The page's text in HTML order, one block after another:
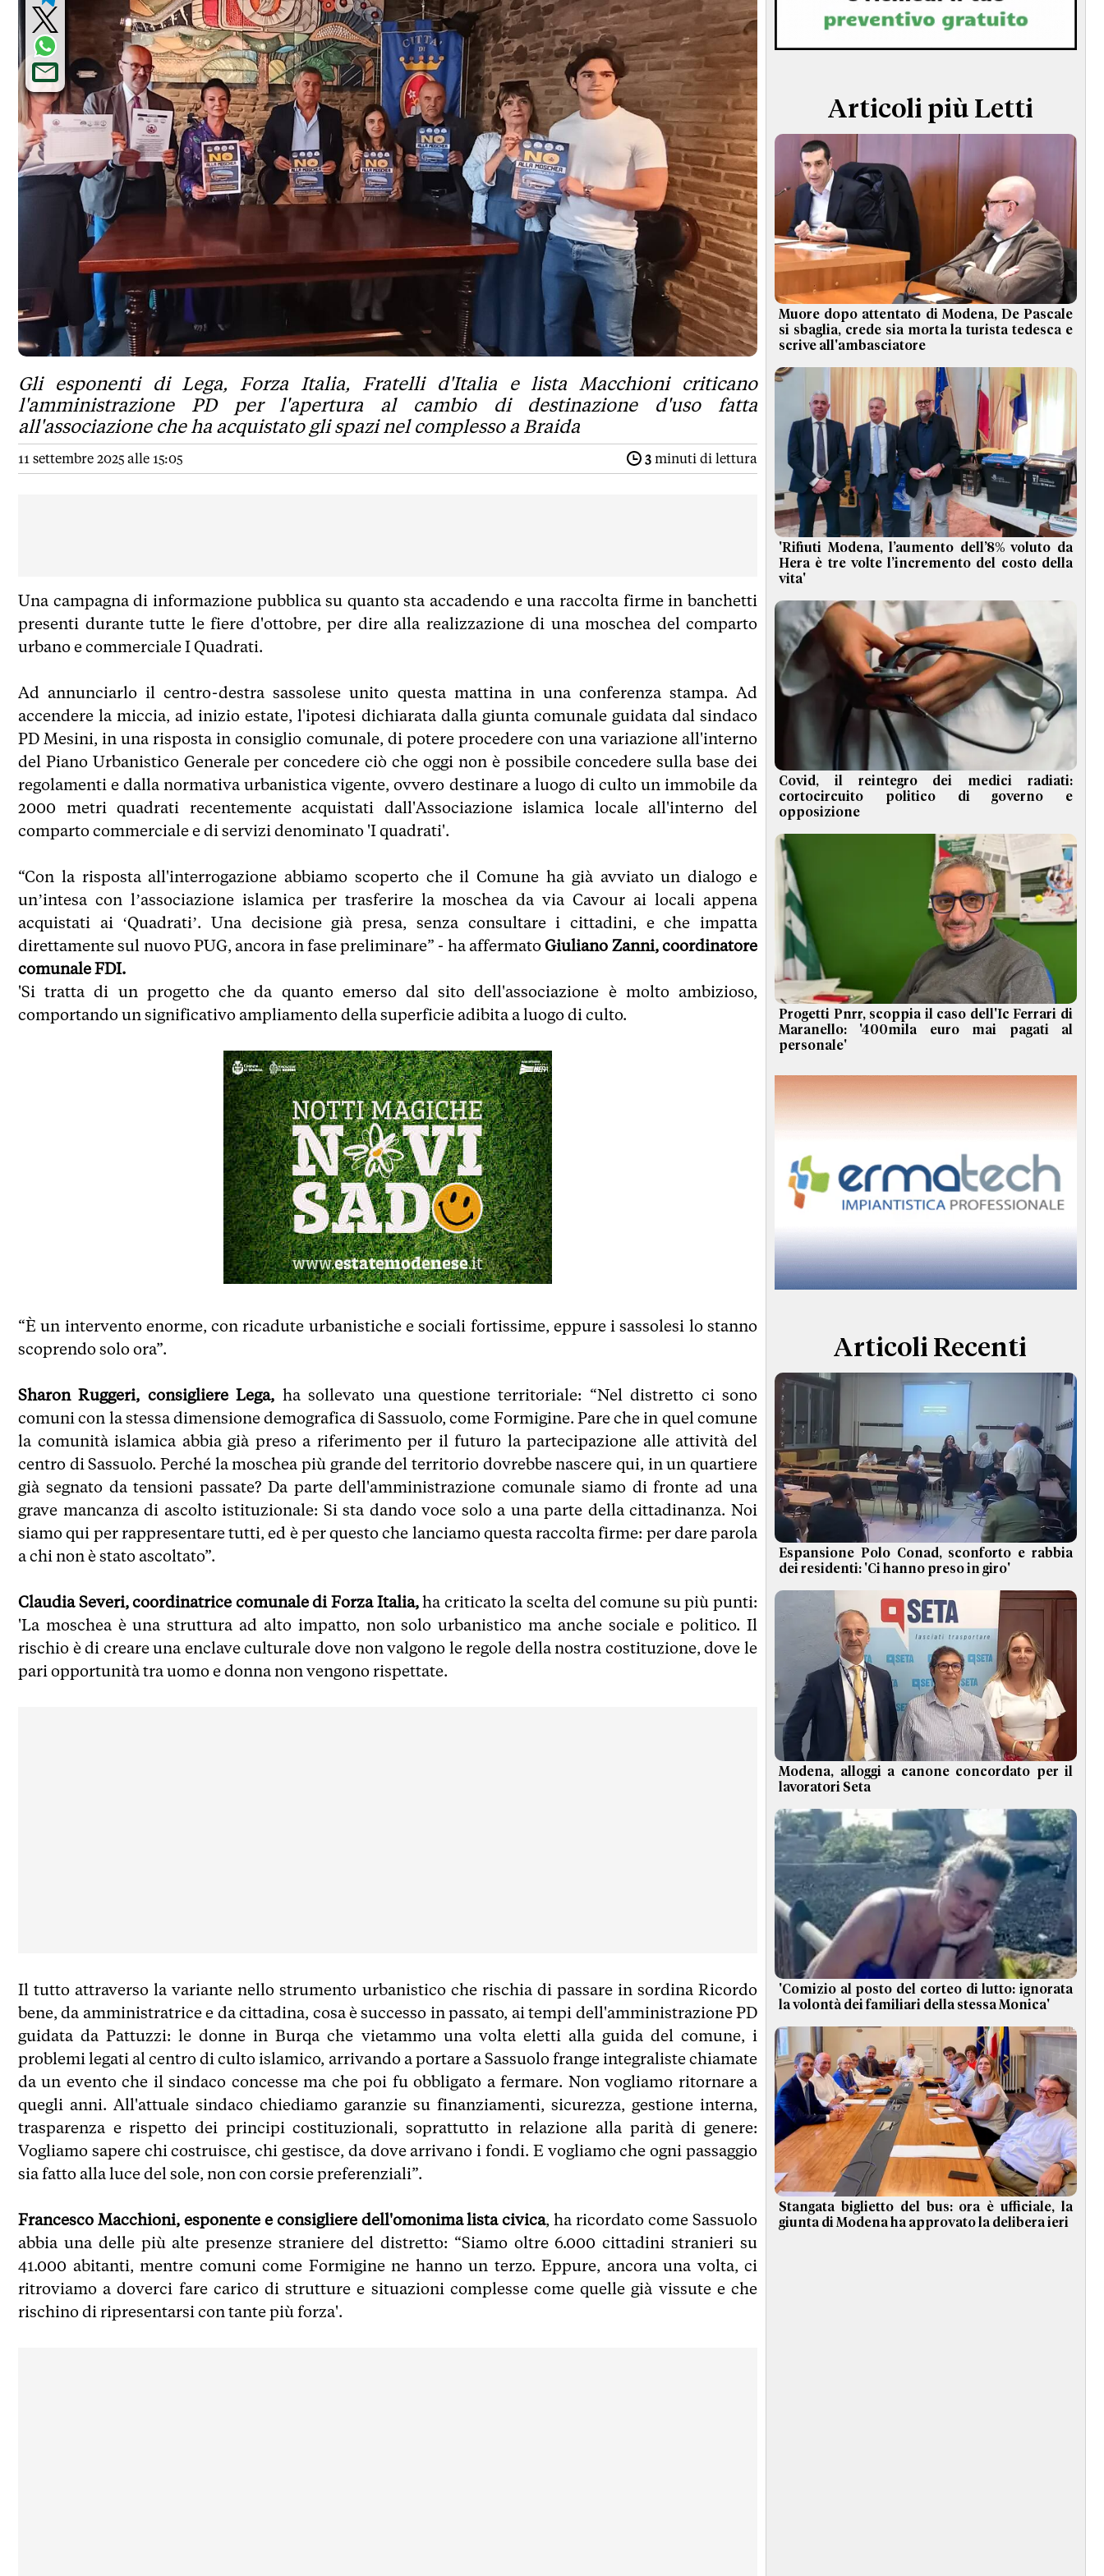
TERMINI e CONDIZIONI
Gli esponenti di Lega, Forza Italia, Fratelli d'Italia e lista Macchioni criticano
l'amministrazione PD per l'apertura al cambio di destinazione d'uso fatta
all'associazione che ha acquistato gli spazi nel complesso a Braida
11 settembre 2025 alle 15:05 3 minuti di lettura
Una campagna di informazione pubblica su quanto sta accadendo e una raccolta firme in banchetti
presenti durante tutte le fiere d'ottobre, per dire alla realizzazione di una moschea del comparto
urbano e commerciale I Quadrati.
Ad annunciarlo il centro-destra sassolese unito questa mattina in una conferenza stampa. Ad
accendere la miccia, ad inizio estate, l'ipotesi dichiarata dalla giunta comunale guidata dal sindaco
PD Mesini, in una risposta in consiglio comunale, di potere procedere con una variazione all'interno
del Piano Urbanistico Generale per concedere ciò che oggi non è possibile concedere sulla base dei
regolamenti e dalla normativa urbanistica vigente, ovvero destinare a luogo di culto un immobile da
2000 metri quadrati recentemente acquistati dall'Associazione islamica locale all'interno del
comparto commerciale e di servizi denominato 'I quadrati'.
“Con la risposta all'interrogazione abbiamo scoperto che il Comune ha già avviato un dialogo e
un’intesa con l’associazione islamica per trasferire la moschea da via Cavour ai locali appena
acquistati ai ‘Quadrati’. Una decisione già presa, senza consultare i cittadini, e che impatta
direttamente sul nuovo PUG, ancora in fase preliminare” - ha affermatoGiuliano Zanni, coordinatore
comunale FDI.
'Si tratta di un progetto che da quanto emerso dal sito dell'associazione è molto ambizioso,
comportando un significativo ampliamento della superficie adibita a luogo di culto.
“È un intervento enorme, con ricadute urbanistiche e sociali fortissime, eppure i sassolesi lo stanno
scoprendo solo ora”.
Sharon Ruggeri, consigliere Lega, ha sollevato una questione territoriale: “Nel distretto ci sono
comuni con la stessa dimensione demografica di Sassuolo, come Formigine. Pare che in quel comune
la comunità islamica abbia già preso a riferimento per il futuro la partecipazione alle attività del
centro di Sassuolo. Perché la moschea più grande del territorio dovrebbe nascere qui, in un quartiere
già segnato da tensioni passate? Da parte dell'amministrazione comunale siamo di fronte ad una
grave mancanza di ascolto istituzionale: Si sta dando voce solo a una parte della cittadinanza. Noi
siamo qui per rappresentare tutti, ed è per questo che lanciamo questa raccolta firme: per dare parola
a chi non è stato ascoltato”.
Claudia Severi, coordinatrice comunale di Forza Italia,ha criticato la scelta del comune su più punti:
'La moschea è una struttura ad alto impatto, non solo urbanistico ma anche sociale e politico. Il
rischio è di creare una enclave culturale dove non valgono le regole della nostra costituzione, dove le
pari opportunità tra uomo e donna non vengono rispettate.
Il tutto attraverso la variante nello strumento urbanistico che rischia di passare in sordina Ricordo
bene, da amministratrice e da cittadina, cosa è successo in passato, ai tempi dell'amministrazione PD
guidata da Pattuzzi: le donne in Burqa che vietammo una volta eletti alla guida del comune, i
problemi legati al centro di culto islamico, arrivando a portare a Sassuolo frange integraliste chiamate
da un evento che il sindaco concesse ma che poi fu obbligato a fermare. Non vogliamo ritornare a
quegli anni. All'attuale sindaco chiediamo garanzie su finanziamenti, sicurezza, gestione interna,
trasparenza e rispetto dei principi costituzionali, soprattutto in relazione alla parità di genere:
Vogliamo sapere chi costruisce, chi gestisce, da dove arrivano i fondi. E vogliamo che ogni passaggio
sia fatto alla luce del sole, non con corsie preferenziali”.
Francesco Macchioni, esponente e consigliere dell'omonima lista civica, ha ricordato come Sassuolo
abbia una delle più alte presenze straniere del distretto: “Siamo oltre 6.000 cittadini stranieri su
41.000 abitanti, mentre comuni come Formigine ne hanno un terzo. Eppure, ancora una volta, ci
ritroviamo a doverci fare carico di strutture e situazioni complesse come quelle già vissute e che
rischino di ripresentarsi con tante più forza'.
Articoli più Letti
Muore dopo attentato di Modena, De Pascale
si sbaglia, crede sia morta la turista tedesca e
scrive all'ambasciatore
'Rifiuti Modena, l’aumento dell’8% voluto da
Hera è tre volte l’incremento del costo della
vita'
Covid, il reintegro dei medici radiati:
cortocircuito politico di governo e
opposizione
Progetti Pnrr, scoppia il caso dell'Ic Ferrari di
Maranello: '400mila euro mai pagati al
personale'
Articoli Recenti
Espansione Polo Conad, sconforto e rabbia
dei residenti: 'Ci hanno preso in giro'
Modena, alloggi a canone concordato per il
lavoratori Seta
'Comizio al posto del corteo di lutto: ignorata
la volontà dei familiari della stessa Monica'
Stangata biglietto del bus: ora è ufficiale, la
giunta di Modena ha approvato la delibera ieri